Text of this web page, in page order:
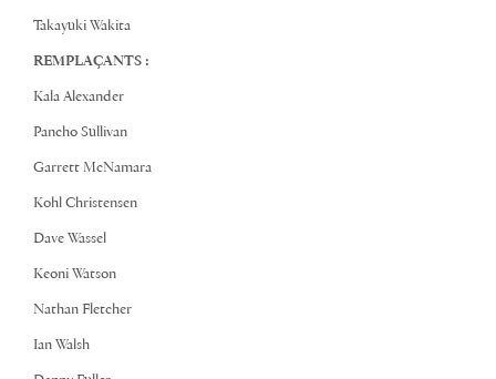
Takayuki Wakita
REMPLAÇANTS :
Kala Alexander
Pancho Sullivan
Garrett McNamara
Kohl Christensen
Dave Wassel
Keoni Watson
Nathan Fletcher
Ian Walsh